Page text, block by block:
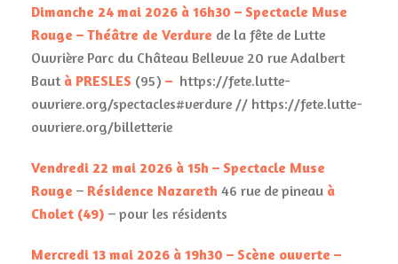
Dimanche 24 mai 2026 à 16h30 – Spectacle Muse
Rouge – Théâtre de Verdure de la fête de Lutte
Ouvrière Parc du Château Bellevue 20 rue Adalbert
Baut à PRESLES (95) – https://fete.lutte-
ouvriere.org/spectacles#verdure // https://fete.lutte-
ouvriere.org/billetterie
Vendredi 22 mai 2026 à 15h – Spectacle Muse
Rouge – Résidence Nazareth 46 rue de pineau à
Cholet (49) – pour les résidents
Mercredi 13 mai 2026 à 19h30 – Scène ouverte –